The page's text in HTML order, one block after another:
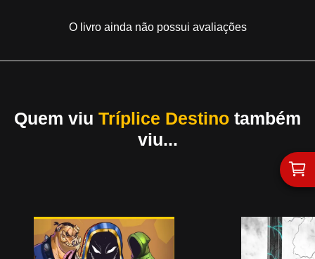
O livro ainda não possui avaliações
Quem viu Tríplice Destino também
viu...